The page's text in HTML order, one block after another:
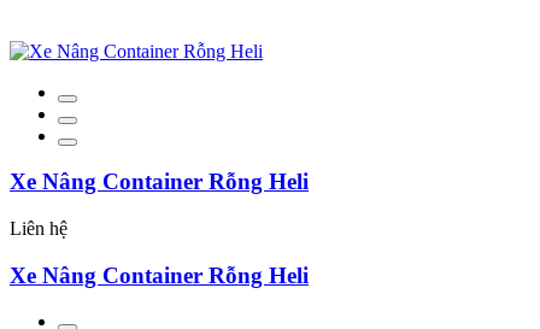
Xe Nâng Container Rỗng Heli
Liên hệ
Xe Nâng Container Rỗng Heli